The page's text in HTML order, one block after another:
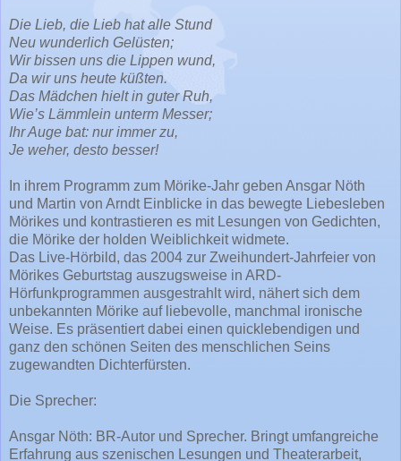
Die Lieb, die Lieb hat alle Stund
Neu wunderlich Gelüsten;
Wir bissen uns die Lippen wund,
Da wir uns heute küßten.
Das Mädchen hielt in guter Ruh,
Wie’s Lämmlein unterm Messer;
Ihr Auge bat: nur immer zu,
Je weher, desto besser!
In ihrem Programm zum Mörike-Jahr geben Ansgar Nöth
und Martin von Arndt Einblicke in das bewegte Liebesleben
Mörikes und kontrastieren es mit Lesungen von Gedichten,
die Mörike der holden Weiblichkeit widmete.
Das Live-Hörbild, das 2004 zur Zweihundert-Jahrfeier von
Mörikes Geburtstag auszugsweise in ARD-
Hörfunkprogrammen ausgestrahlt wird, nähert sich dem
unbekannten Mörike auf liebevolle, manchmal ironische
Weise. Es präsentiert dabei einen quicklebendigen und
ganz den schönen Seiten des menschlichen Seins
zugewandten Dichterfürsten.
Die Sprecher:
Ansgar Nöth: BR-Autor und Sprecher. Bringt umfangreiche
Erfahrung aus szenischen Lesungen und Theaterarbeit,